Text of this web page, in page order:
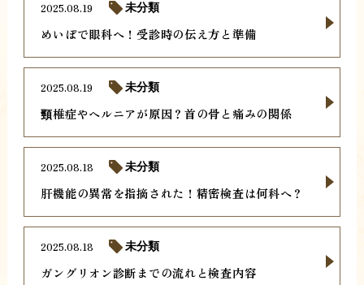
めいぼで眼科へ！受診時の伝え方と準備
2025.08.19 未分類
頸椎症やヘルニアが原因？首の骨と痛みの関係
2025.08.19 未分類
肝機能の異常を指摘された！精密検査は何科へ？
2025.08.18 未分類
ガングリオン診断までの流れと検査内容
2025.08.18 未分類